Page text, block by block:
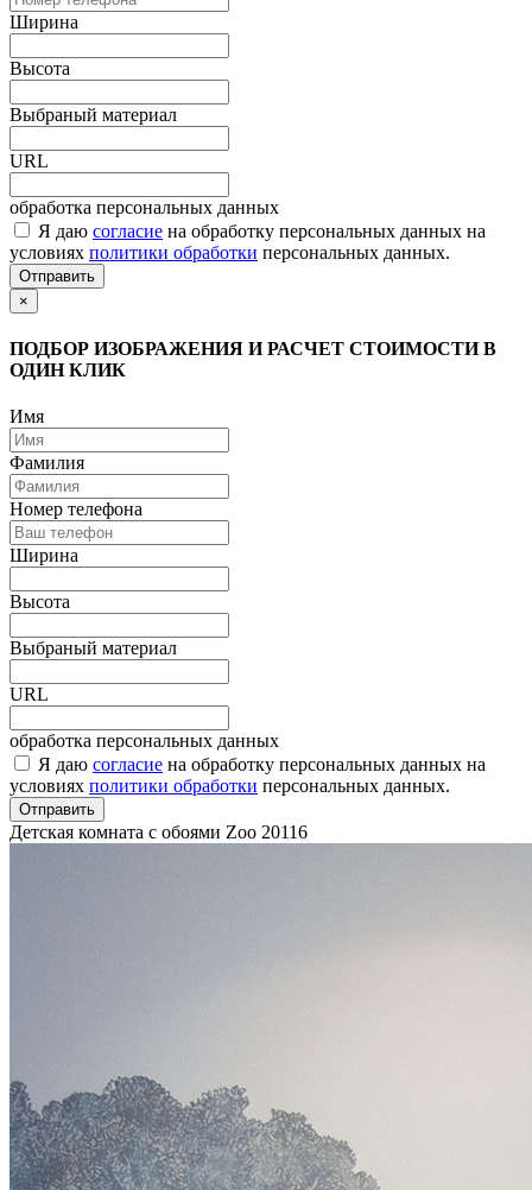
Ширина
Высота
Выбраный материал
URL
обработка персональных данных
Я даю согласие на обработку персональных данных на
условиях политики обработки персональных данных.
Отправить
×
ПОДБОР ИЗОБРАЖЕНИЯ И РАСЧЕТ СТОИМОСТИ В
ОДИН КЛИК
Имя
Фамилия
Номер телефона
Ширина
Высота
Выбраный материал
URL
обработка персональных данных
Я даю согласие на обработку персональных данных на
условиях политики обработки персональных данных.
Отправить
Детская комната с обоями Zoo 20116